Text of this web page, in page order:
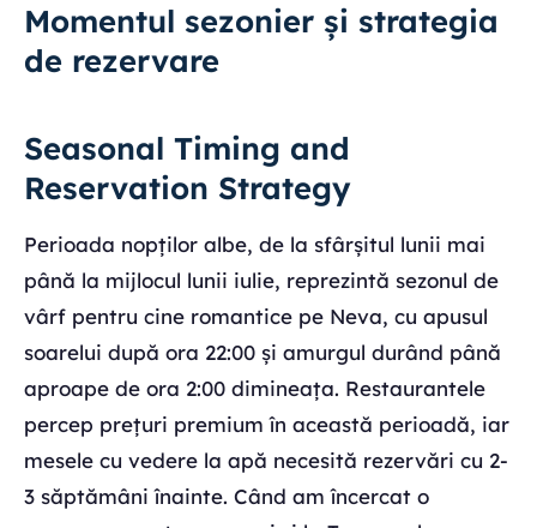
Momentul sezonier și strategia
de rezervare
Seasonal Timing and
Reservation Strategy
Perioada nopților albe, de la sfârșitul lunii mai
până la mijlocul lunii iulie, reprezintă sezonul de
vârf pentru cine romantice pe Neva, cu apusul
soarelui după ora 22:00 și amurgul durând până
aproape de ora 2:00 dimineața. Restaurantele
percep prețuri premium în această perioadă, iar
mesele cu vedere la apă necesită rezervări cu 2-
3 săptămâni înainte. Când am încercat o